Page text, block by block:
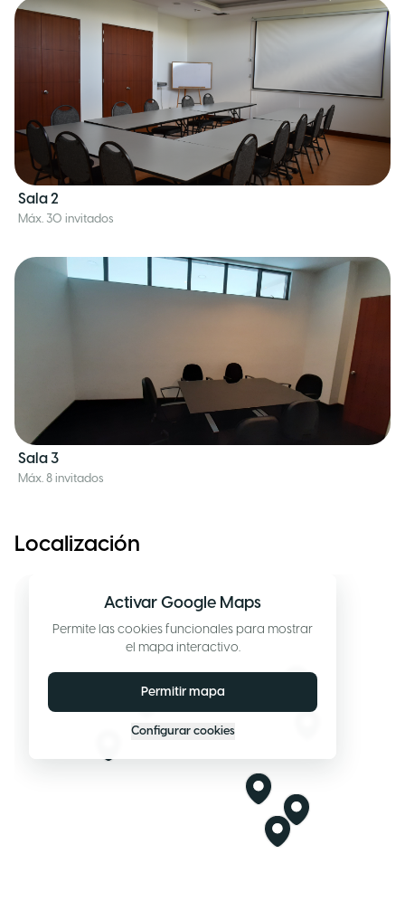
Sala 2
Máx. 30 invitados
Sala 3
Máx. 8 invitados
Localización
Activar Google Maps
Permite las cookies funcionales para mostrar
el mapa interactivo.
Permitir mapa
Configurar cookies